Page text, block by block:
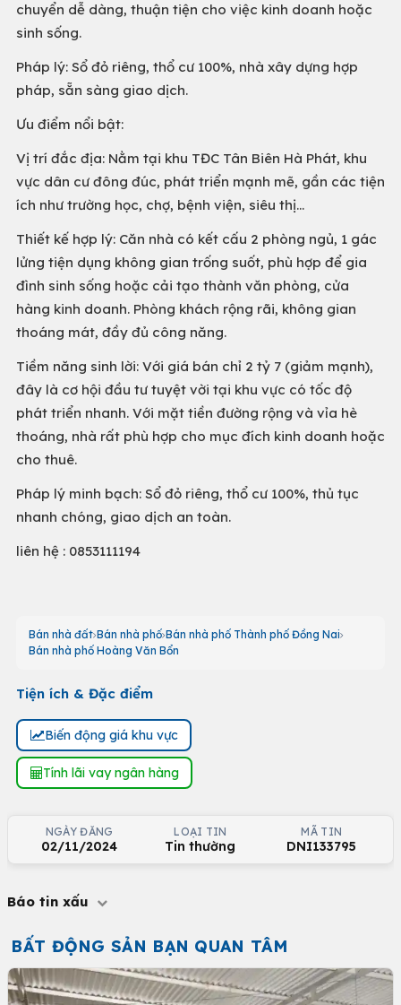
chuyển dễ dàng, thuận tiện cho việc kinh doanh hoặc
sinh sống.
Pháp lý: Sổ đỏ riêng, thổ cư 100%, nhà xây dựng hợp
pháp, sẵn sàng giao dịch.
Ưu điểm nổi bật:
Vị trí đắc địa: Nằm tại khu TĐC Tân Biên Hà Phát, khu
vực dân cư đông đúc, phát triển mạnh mẽ, gần các tiện
ích như trường học, chợ, bệnh viện, siêu thị…
Thiết kế hợp lý: Căn nhà có kết cấu 2 phòng ngủ, 1 gác
lửng tiện dụng không gian trống suốt, phù hợp để gia
đình sinh sống hoặc cải tạo thành văn phòng, cửa
hàng kinh doanh. Phòng khách rộng rãi, không gian
thoáng mát, đầy đủ công năng.
Tiềm năng sinh lời: Với giá bán chỉ 2 tỷ 7 (giảm mạnh),
đây là cơ hội đầu tư tuyệt vời tại khu vực có tốc độ
phát triển nhanh. Với mặt tiền đường rộng và vỉa hè
thoáng, nhà rất phù hợp cho mục đích kinh doanh hoặc
cho thuê.
Pháp lý minh bạch: Sổ đỏ riêng, thổ cư 100%, thủ tục
nhanh chóng, giao dịch an toàn.
liên hệ : 0853111194
Bán nhà đất Bán nhà phố Bán nhà phố Thành phố Đồng Nai
Bán nhà phố Hoàng Văn Bổn
Tiện ích & Đặc điểm
Biến động giá khu vực
Tính lãi vay ngân hàng
NGÀY ĐĂNG
02/11/2024
LOẠI TIN
Tin thường
MÃ TIN
DNI133795
Báo tin xấu
BẤT ĐỘNG SẢN BẠN QUAN TÂM